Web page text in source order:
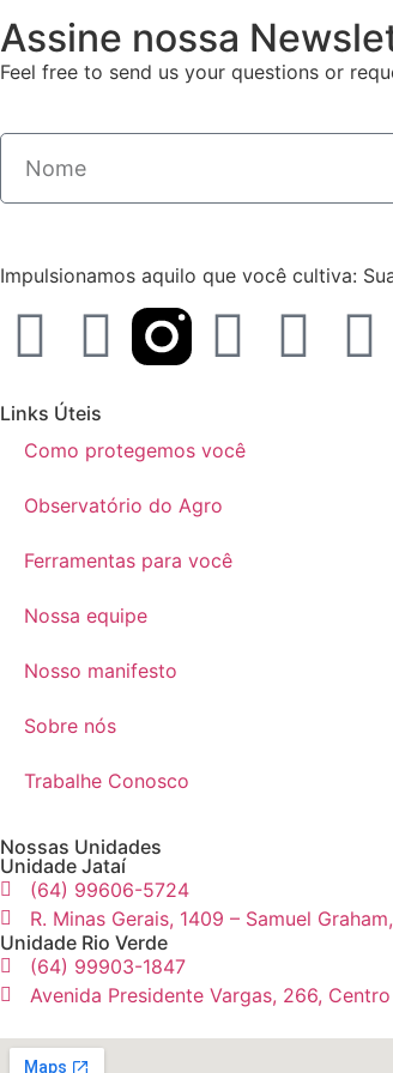
Assine nossa
Feel free to send us your questions or
Impulsionamos aquilo que você cultiva:
Links Úteis
Como protegemos você
Observatório do Agro
Ferramentas para você
Nossa equipe
Nosso manifesto
Sobre nós
Trabalhe Conosco
Nossas Unidades
Unidade Jataí
(64) 99606-5724
R. Minas Gerais, 1409 – Samuel
Unidade Rio Verde
(64) 99903-1847
Avenida Presidente Vargas, 266,